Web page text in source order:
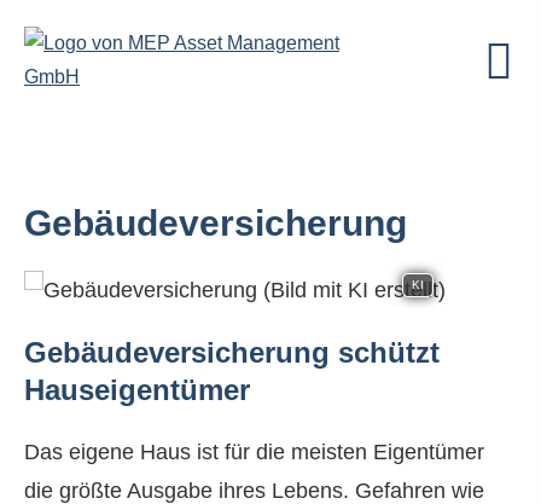
Ge­bäude­ver­si­che­rung
KI
Ge­bäude­ver­si­che­rung schützt
Hauseigentümer
Das eigene Haus ist für die meisten Eigentümer
die größte Ausgabe ihres Lebens. Gefahren wie